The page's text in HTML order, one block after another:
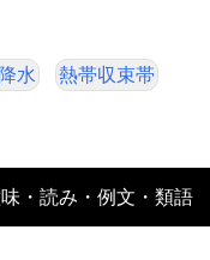
水 熱帯収束帯
味・読み・例文・類語